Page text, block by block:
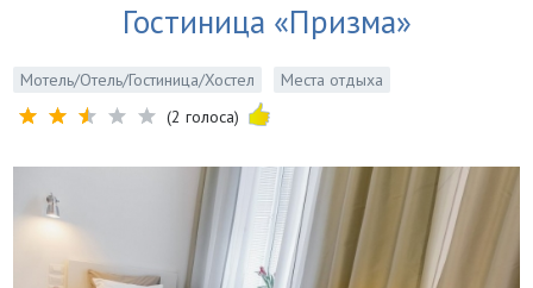
Гостиница «Призма»
Мотель/Отель/Гостиница/Хостел
Места отдыха
(2 голоса)